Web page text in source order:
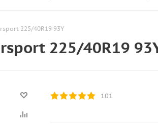
225/40R19 93Y
225/40R19
101